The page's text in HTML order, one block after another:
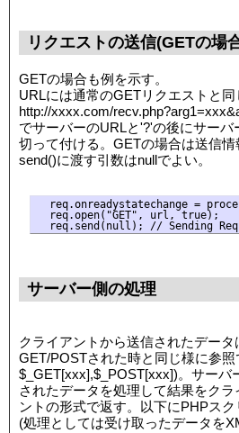
リクエストの送信(GETの場
GETの場合も例を示す。
URLには通常のGETリクエストと同
http://xxxx.com/
でサーバーのURLと'?'の後にサー
切って付ける。GETの場合は送信
send()に渡す引数はnullでよい。
req.onreadystatechange =
  req.open("GET", url, true);
サーバー側の処理
クライアントから送信されたデータ
GET/POSTされた時と同じ様に参照
$_GET[xxx],$_POST[xxx])。サーバ
されたデータを処理して結果をク
ントの形式で返す。以下にPHPス
(処理としては受け取ったデータを